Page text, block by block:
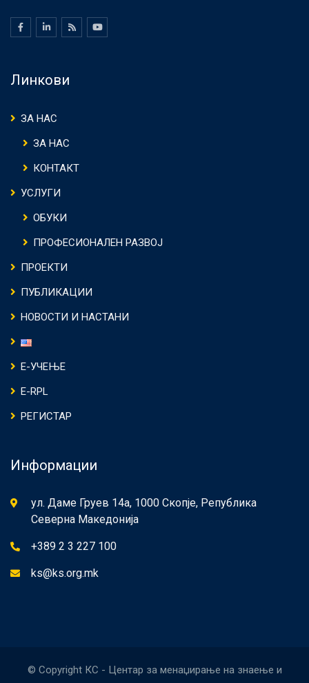
Линкови
ЗА НАС
ЗА НАС
КОНТАКТ
УСЛУГИ
ОБУКИ
ПРОФЕСИОНАЛЕН РАЗВОЈ
ПРОЕКТИ
ПУБЛИКАЦИИ
НОВОСТИ И НАСТАНИ
Е-УЧЕЊЕ
E-RPL
РЕГИСТАР
Информации
ул. Даме Груев 14а, 1000 Скопје, Република
Северна Македонија
+389 2 3 227 100
ks@ks.org.mk
© Copyright КС - Центар за менаџирање на знаење и